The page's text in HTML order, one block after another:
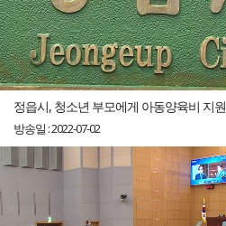
정읍시, 청소년 부모에게 아동양육비 지원
방송일 : 2022-07-02